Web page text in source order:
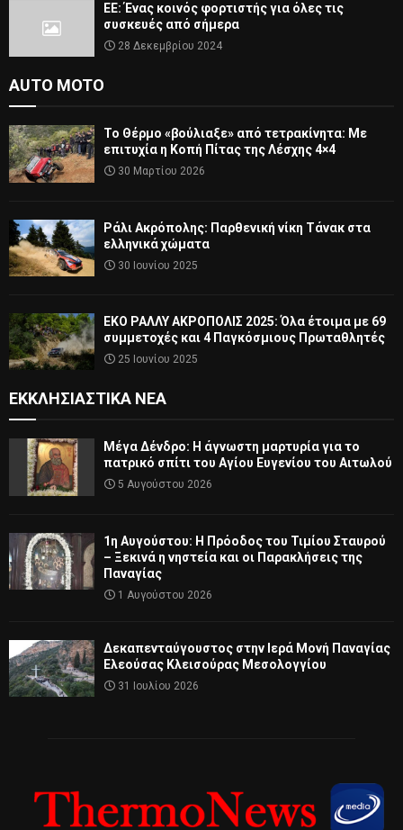
ΕΕ: Ένας κοινός φορτιστής για όλες τις
συσκευές από σήμερα
28 Δεκεμβρίου 2024
AUTO MOTO
Το Θέρμο «βούλιαξε» από τετρακίνητα: Με
επιτυχία η Κοπή Πίτας της Λέσχης 4×4
30 Μαρτίου 2026
Ράλι Ακρόπολης: Παρθενική νίκη Τάνακ στα
ελληνικά χώματα
30 Ιουνίου 2025
ΕΚΟ ΡΑΛΛΥ ΑΚΡΟΠΟΛΙΣ 2025: Όλα έτοιμα με 69
συμμετοχές και 4 Παγκόσμιους Πρωταθλητές
25 Ιουνίου 2025
ΕΚΚΛΗΣΙΑΣΤΙΚΆ ΝΈΑ
Μέγα Δένδρο: Η άγνωστη μαρτυρία για το
πατρικό σπίτι του Αγίου Ευγενίου του Αιτωλού
5 Αυγούστου 2026
1η Αυγούστου: Η Πρόοδος του Τιμίου Σταυρού
– Ξεκινά η νηστεία και οι Παρακλήσεις της
Παναγίας
1 Αυγούστου 2026
Δεκαπενταύγουστος στην Ιερά Μονή Παναγίας
Ελεούσας Κλεισούρας Μεσολογγίου
31 Ιουλίου 2026